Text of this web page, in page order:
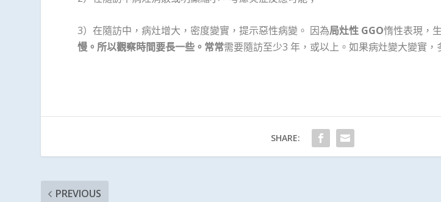
3）在隨訪中，病灶增大，密度變實，提示惡性病變。 因為局灶性 GGO惰性表現，
慢。所以觀察時間要長一些。常常需要隨訪至少3 年，或以上。如果病灶變大變實，
SHARE:
PREVIOUS